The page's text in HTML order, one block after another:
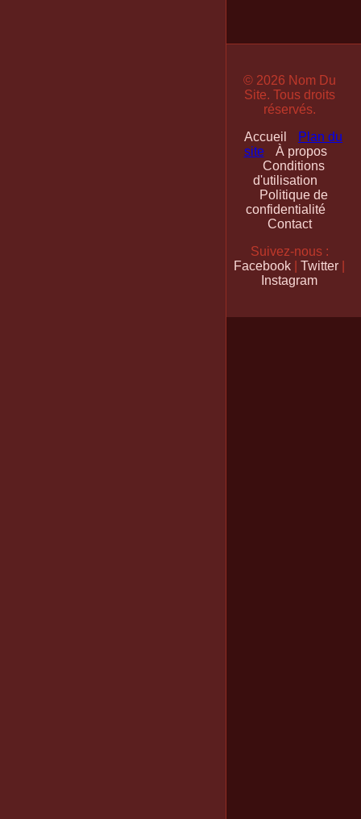
© 2026 Nom Du
Site. Tous droits
réservés.
Accueil
Plan du
site
À propos
Conditions
d'utilisation
Politique de
confidentialité
Contact
Suivez-nous :
Facebook
Twitter
Instagram